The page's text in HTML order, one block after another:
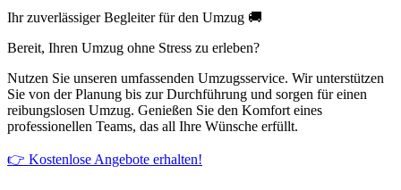
Ihr zuverlässiger Begleiter für den Umzug 🚚
Bereit, Ihren Umzug ohne Stress zu erleben?
Nutzen Sie unseren umfassenden Umzugsservice. Wir unterstützen
Sie von der Planung bis zur Durchführung und sorgen für einen
reibungslosen Umzug. Genießen Sie den Komfort eines
professionellen Teams, das all Ihre Wünsche erfüllt.
👉 Kostenlose Angebote erhalten!